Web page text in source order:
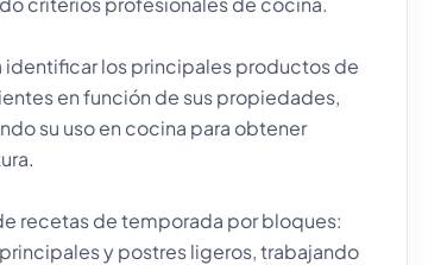
identificar los principales productos de
en función de sus propiedades,
su uso en cocina para obtener
recetas de temporada por bloques:
y postres ligeros, trabajando